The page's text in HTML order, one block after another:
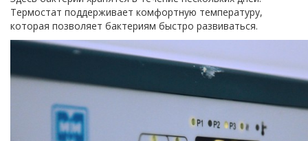
Термостат поддерживает комфортную температуру,
которая позволяет бактериям быстро развиваться.